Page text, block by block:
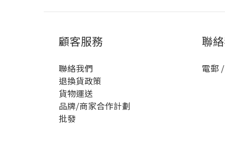
顧客服務
聯絡我們
退換貨政策
貨物運送
品牌/商家合作計劃
批發
聯
電郵